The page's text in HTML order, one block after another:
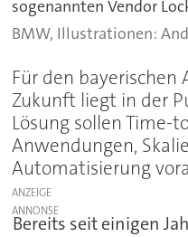
sogenannten Vendor
BMW, Illustrationen:
Für den
Zukunft liegt in der
Lösung sollen Time-
Anwendungen,
Automatisierung
ANZEIGE
Bereits seit einigen